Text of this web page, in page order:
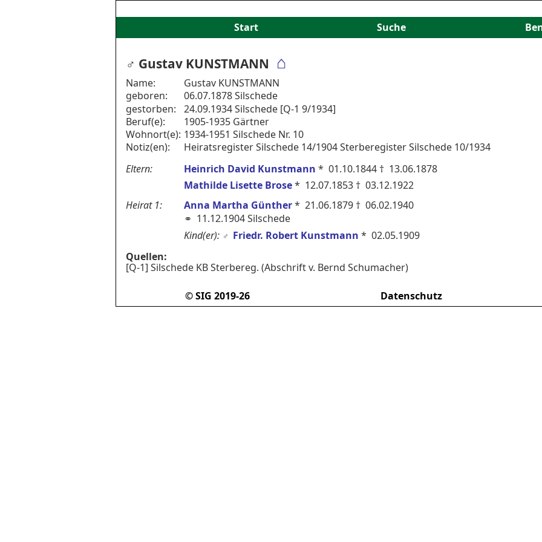
Start Suche
♂︎ Gustav KUNSTMANN ⌂
Name:
Gustav KUNSTMANN
geboren:
06.07.1878 Silschede
gestorben:
24.09.1934 Silschede [Q-1 9/1934]
Beruf(e):
1905-1935 Gärtner
Wohnort(e): 1934-1951 Silschede Nr. 10
Notiz(en):
Heiratsregister Silschede 14/1904 Sterberegister Silschede 10/1934
Eltern:
Heinrich David Kunstmann * 01.10.1844 † 13.06.1878
Mathilde Lisette Brose* 12.07.1853 † 03.12.1922
Heirat 1:
Anna Martha Günther* 21.06.1879 † 06.02.1940
⚭ 11.12.1904 Silschede
Kind(er): ♂︎ Friedr. Robert Kunstmann * 02.05.1909
Quellen:
[Q-1] Silschede KB Sterbereg. (Abschrift v. Bernd Schumacher)
© SIG 2019-26 Datenschutz